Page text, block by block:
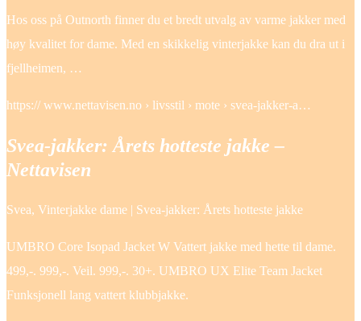
Hos oss på Outnorth finner du et bredt utvalg av varme jakker med
høy kvalitet for dame. Med en skikkelig vinterjakke kan du dra ut i
fjellheimen, …
https:// www.nettavisen.no › livsstil › mote › svea-jakker-a…
Svea-jakker: Årets hotteste jakke –
Nettavisen
Svea, Vinterjakke dame | Svea-jakker: Årets hotteste jakke
UMBRO Core Isopad Jacket W Vattert jakke med hette til dame.
499,-. 999,-. Veil. 999,-. 30+. UMBRO UX Elite Team Jacket
Funksjonell lang vattert klubbjakke.